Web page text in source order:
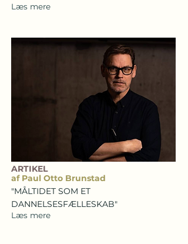
Læs mere
ARTIKEL
af Paul Otto Brunstad
"MÅLTIDET SOM ET
DANNELSESFÆLLESKAB"
Læs mere